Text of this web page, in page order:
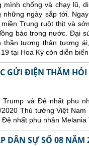
chống và chạy lũ,
ngày sắp tới.
Trung ruột thịt và
bào trong nước. Đại
tương thân tương
tại Hoa Kỳ còn diễn
GỬI ĐIỆN THĂM
và Đệ nhất phu
Thủ tướng Việt Nam
nhất phu nhân Melania
DÂN SỰ SỐ 08 NĂM